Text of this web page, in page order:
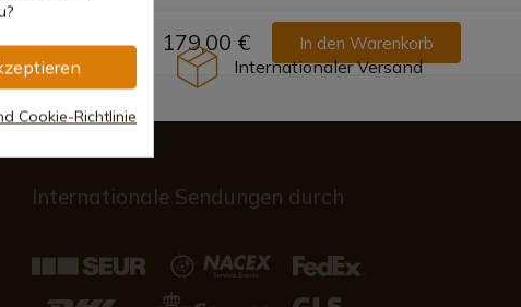
179,00 € In den Warenkorb
Internationaler Versand
Internationale Sendungen durch
Cookie-Richtlinie